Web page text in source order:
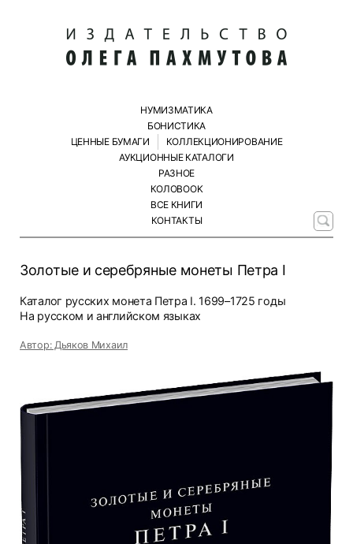
НУМИЗМАТИКА
БОНИСТИКА
ЦЕННЫЕ БУМАГИ
КОЛЛЕКЦИОНИРОВАНИЕ
АУКЦИОННЫЕ КАТАЛОГИ
РАЗНОЕ
КОЛОBOOK
ВСЕ КНИГИ
КОНТАКТЫ
Золотые и серебряные монеты Петра I
Каталог русских монета Петра I. 1699–1725 годы
На русском и английском языках
Автор: Дьяков Михаил